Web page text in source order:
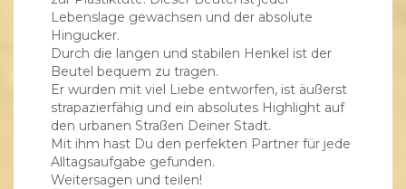
Lebenslage gewachsen und der absolute
Hingucker.
Durch die langen und stabilen Henkel ist der
Beutel bequem zu tragen.
Er wurden mit viel Liebe entworfen, ist äußerst
strapazierfähig und ein absolutes Highlight auf
den urbanen Straßen Deiner Stadt.
Mit ihm hast Du den perfekten Partner für jede
Alltagsaufgabe gefunden.
Weitersagen und teilen!